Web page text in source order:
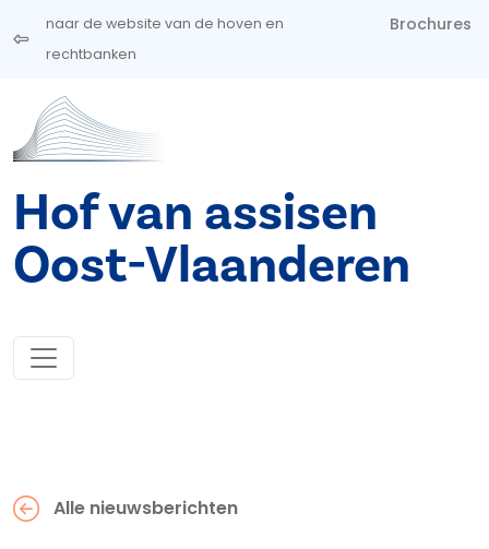
Overslaan en naar de inhoud gaan
naar de website van de hoven en
rechtbanken
Brochures
Hof van assisen
Oost-Vlaanderen
Alle nieuwsberichten